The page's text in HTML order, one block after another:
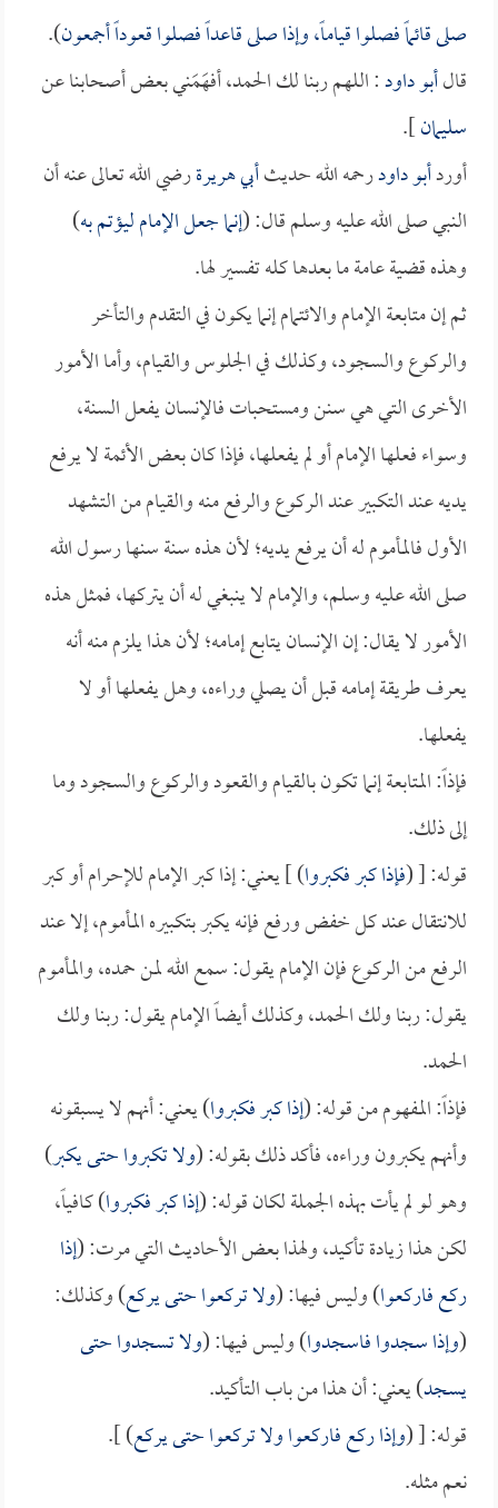
صلى قائماً فصلوا قياماً، وإذا صلى قاعداً فصلوا قعوداً أجمعون).
قالأبو داود: اللهم ربنا لك الحمد، أفهَمَني بعض أصحابنا عن
سليمان].
أوردأبو داودرحمه الله حديثأبي هريرةرضي الله تعالى عنه أن
النبي صلى الله عليه وسلم قال: (إنما جعل الإمام ليؤتم به)
وهذه قضية عامة ما بعدها كله تفسير لها.
ثم إن متابعة الإمام والائتمام إنما يكون في التقدم والتأخر
والركوع والسجود، وكذلك في الجلوس والقيام، وأما الأمور
الأخرى التي هي سنن ومستحبات فالإنسان يفعل السنة،
وسواء فعلها الإمام أو لم يفعلها، فإذا كان بعض الأئمة لا يرفع
يديه عند التكبير عند الركوع والرفع منه والقيام من التشهد
الأول فالمأموم له أن يرفع يديه؛ لأن هذه سنة سنها رسول الله
صلى الله عليه وسلم، والإمام لا ينبغي له أن يتركها، فمثل هذه
الأمور لا يقال: إن الإنسان يتابع إمامه؛ لأن هذا يلزم منه أنه
يعرف طريقة إمامه قبل أن يصلي وراءه، وهل يفعلها أو لا
يفعلها.
فإذاً: المتابعة إنما تكون بالقيام والقعود والركوع والسجود وما
إلى ذلك.
قوله: [ (فإذا كبر فكبروا) ] يعني: إذا كبر الإمام للإحرام أو كبر
للانتقال عند كل خفض ورفع فإنه يكبر بتكبيره المأموم، إلا عند
الرفع من الركوع فإن الإمام يقول: سمع الله لمن حمده، والمأموم
يقول: ربنا ولك الحمد، وكذلك أيضاً الإمام يقول: ربنا ولك
الحمد.
فإذاً: المفهوم من قوله: (إذا كبر فكبروا) يعني: أنهم لا يسبقونه
وأنهم يكبرون وراءه، فأكد ذلك بقوله: (ولا تكبروا حتى يكبر)
وهو لو لم يأت بهذه الجملة لكان قوله: (إذا كبر فكبروا) كافياً،
لكن هذا زيادة تأكيد، ولهذا بعض الأحاديث التي مرت: (إذا
ركع فاركعوا) وليس فيها: (ولا تركعوا حتى يركع) وكذلك:
(وإذا سجدوا فاسجدوا) وليس فيها: (ولا تسجدوا حتى
يسجد) يعني: أن هذا من باب التأكيد.
قوله: [ (وإذا ركع فاركعوا ولا تركعوا حتى يركع) ].
نعم مثله.